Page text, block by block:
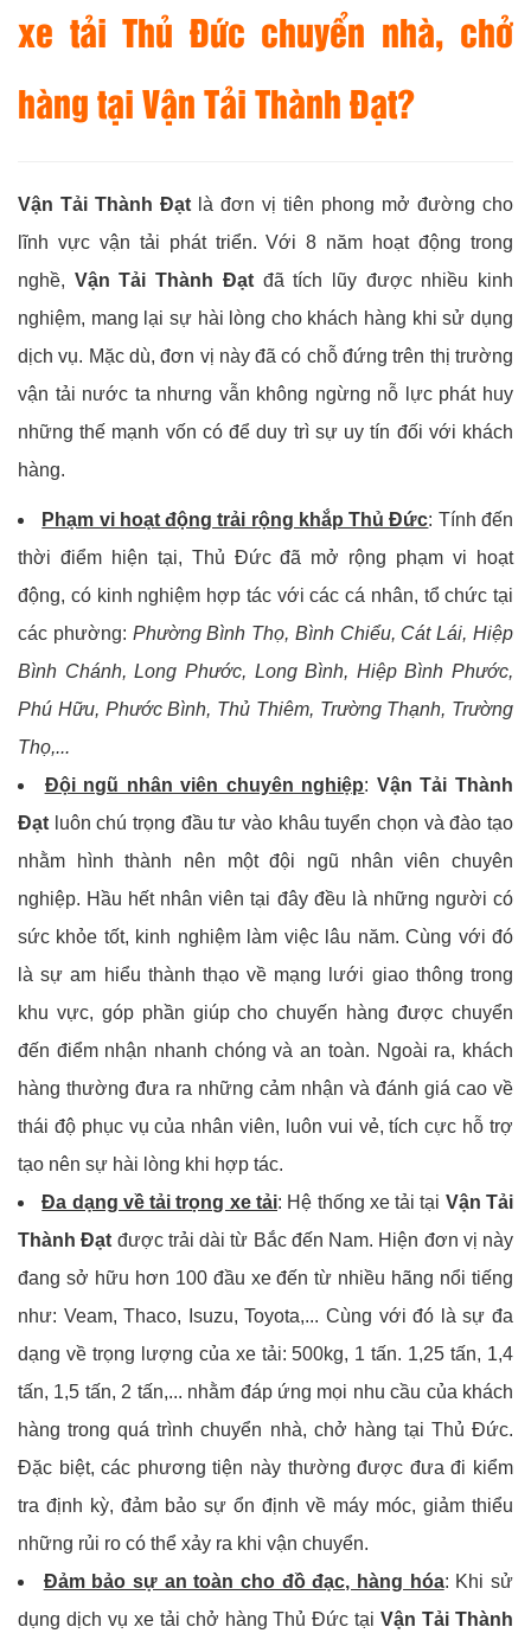
xe tải Thủ Đức chuyển nhà, chở
hàng tại Vận Tải Thành Đạt?
Vận Tải Thành Đạt là đơn vị tiên phong mở đường cho
lĩnh vực vận tải phát triển. Với 8 năm hoạt động trong
nghề, Vận Tải Thành Đạtđã tích lũy được nhiều kinh
nghiệm, mang lại sự hài lòng cho khách hàng khi sử dụng
dịch vụ. Mặc dù, đơn vị này đã có chỗ đứng trên thị trường
vận tải nước ta nhưng vẫn không ngừng nỗ lực phát huy
những thế mạnh vốn có để duy trì sự uy tín đối với khách
hàng.
Phạm vi hoạt động trải rộng khắp Thủ Đức: Tính đến
thời điểm hiện tại, Thủ Đức đã mở rộng phạm vi hoạt
động, có kinh nghiệm hợp tác với các cá nhân, tổ chức tại
các phường: Phường Bình Thọ, Bình Chiểu, Cát Lái, Hiệp
Bình Chánh, Long Phước, Long Bình, Hiệp Bình Phước,
Phú Hữu, Phước Bình, Thủ Thiêm, Trường Thạnh, Trường
Thọ,...
Đội ngũ nhân viên chuyên nghiệp: Vận Tải Thành
Đạt luôn chú trọng đầu tư vào khâu tuyển chọn và đào tạo
nhằm hình thành nên một đội ngũ nhân viên chuyên
nghiệp. Hầu hết nhân viên tại đây đều là những người có
sức khỏe tốt, kinh nghiệm làm việc lâu năm. Cùng với đó
là sự am hiểu thành thạo về mạng lưới giao thông trong
khu vực, góp phần giúp cho chuyến hàng được chuyển
đến điểm nhận nhanh chóng và an toàn. Ngoài ra, khách
hàng thường đưa ra những cảm nhận và đánh giá cao về
thái độ phục vụ của nhân viên, luôn vui vẻ, tích cực hỗ trợ
tạo nên sự hài lòng khi hợp tác.
Đa dạng về tải trọng xe tải: Hệ thống xe tải tại Vận Tải
Thành Đạt được trải dài từ Bắc đến Nam. Hiện đơn vị này
đang sở hữu hơn 100 đầu xe đến từ nhiều hãng nổi tiếng
như: Veam, Thaco, Isuzu, Toyota,... Cùng với đó là sự đa
dạng về trọng lượng của xe tải: 500kg, 1 tấn. 1,25 tấn, 1,4
tấn, 1,5 tấn, 2 tấn,... nhằm đáp ứng mọi nhu cầu của khách
hàng trong quá trình chuyển nhà, chở hàng tại Thủ Đức.
Đặc biệt, các phương tiện này thường được đưa đi kiểm
tra định kỳ, đảm bảo sự ổn định về máy móc, giảm thiểu
những rủi ro có thể xảy ra khi vận chuyển.
Đảm bảo sự an toàn cho đồ đạc, hàng hóa: Khi sử
dụng dịch vụ xe tải chở hàng Thủ Đức tạiVận Tải Thành